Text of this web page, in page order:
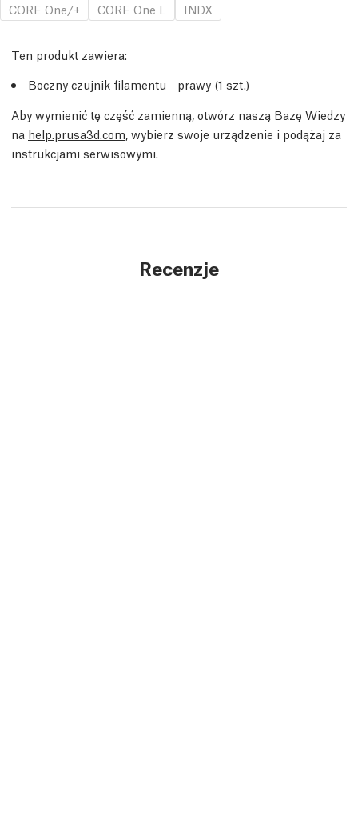
CORE One/+
CORE One L INDX
Ten produkt zawiera:
Boczny czujnik filamentu - prawy (1 szt.)
Aby wymienić tę część zamienną, otwórz naszą Bazę Wiedzy
na help.prusa3d.com, wybierz swoje urządzenie i podążaj za
instrukcjami serwisowymi.
Recenzje